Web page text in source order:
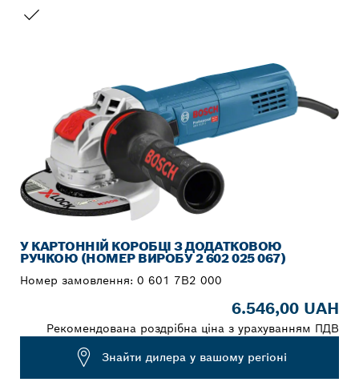
У КАРТОННІЙ КОРОБЦІ З ДОДАТКОВОЮ
РУЧКОЮ (НОМЕР ВИРОБУ 2 602 025 067)
Номер замовлення: 0 601 7B2 000
6.546,00 UAH
Рекомендована роздрібна ціна з урахуванням ПДВ
Знайти дилера у вашому регіоні